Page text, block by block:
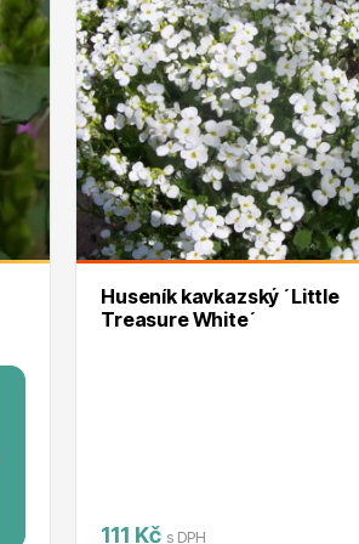
Huseník kavkazský ´Little
Treasure White´
111 Kč s DPH